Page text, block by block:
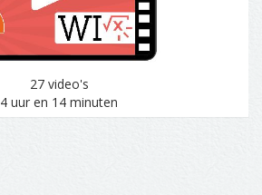
27 video's
4 uur en 14 minuten